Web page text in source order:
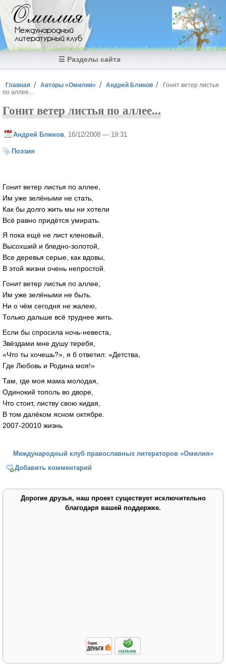
Перейти к основному содержанию
Омилия
Международный
литературный клуб
☰ Разделы сайта
Вы здесь
Главная Авторы «Омилии» Андрей Блинов
Гонит ветер листья
по аллее...
Гонит ветер листья по аллее...
Андрей Блинов , 16/12/2008 — 19:31
Поэзия
Гонит ветер листья по аллее,
Им уже зелёными не стать,
Как бы долго жить мы ни хотели
Всё равно придётся умирать.
Я пока ещё не лист кленовый,
Высохший и бледно-золотой,
Все деревья серые, как вдовы,
В этой жизни очень непростой.
Гонит ветер листья по аллее,
Им уже зелёными не быть.
Ни о чём сегодня не жалею,
Только дальше всё труднее жить.
Если бы спросила ночь-невеста,
Звёздами мне душу теребя,
«Что ты хочешь?», я б ответил: «Детства,
Где Любовь и Родина моя!»
Там, где моя мама молодая,
Одинокий тополь во дворе,
Что стоит, листву свою кидая,
В том далёком ясном октябре.
2007-20010 жизнь
Международный клуб православных литераторов «Омилия»
Добавить комментарий
Дорогие друзья, наш проект существует исключительно
благодаря вашей поддержке.